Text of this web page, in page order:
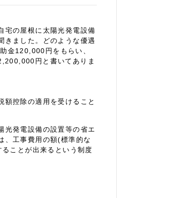
宅の屋根に太陽光発電設備
きました。どのような優遇
金120,000円をもらい、
円と書いてありま
額控除の適用を受けること
光発電設備の設置等の省エ
、工事費用の額(標準的な
ことが出来るという制度